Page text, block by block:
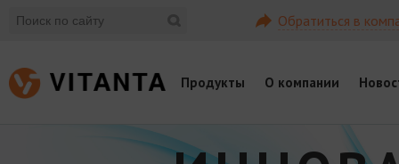
Обратиться в
Продукты О компании